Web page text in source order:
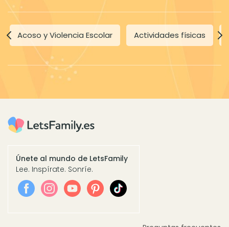
Acoso y Violencia Escolar Actividades físicas
Únete al mundo de LetsFamily
Lee. Inspírate. Sonríe.